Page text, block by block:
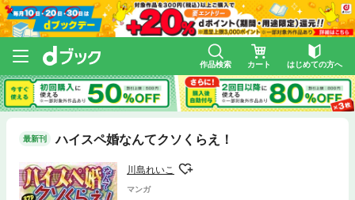
作品検索 カート はじめての方へ
最新刊 ハイスペ婚なんてクソくらえ！
川島れいこ
マンガ